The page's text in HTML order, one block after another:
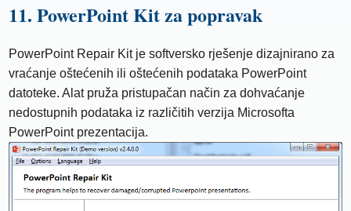
11. PowerPoint Kit za popravak
PowerPoint Repair Kit je softversko rješenje dizajnirano za
vraćanje oštećenih ili oštećenih podataka PowerPoint
datoteke. Alat pruža pristupačan način za dohvaćanje
nedostupnih podataka iz različitih verzija Microsofta
PowerPoint prezentacija.